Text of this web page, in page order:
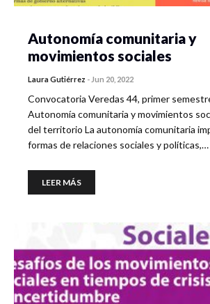
Autonomía comunitaria y
movimientos sociales
Laura Gutiérrez - Jun 20, 2022
Convocatoria Veredas 44, primer
Autonomía comunitaria y movimientos
del territorio La autonomía comunitaria
formas de relaciones sociales y políticas,…
LEER MÁS